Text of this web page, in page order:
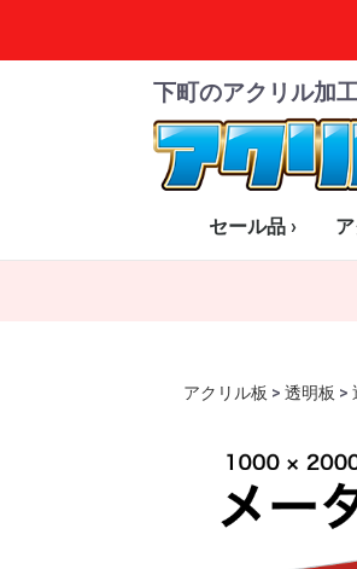
下町のアクリル加
セール品 ›
アクリル板 > 透明板 >